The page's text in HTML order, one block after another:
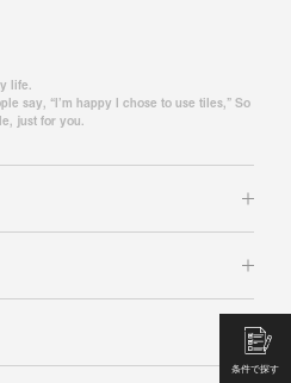
条件で探す
life.
say, “I’m happy I chose to use tiles,” So
just for you.